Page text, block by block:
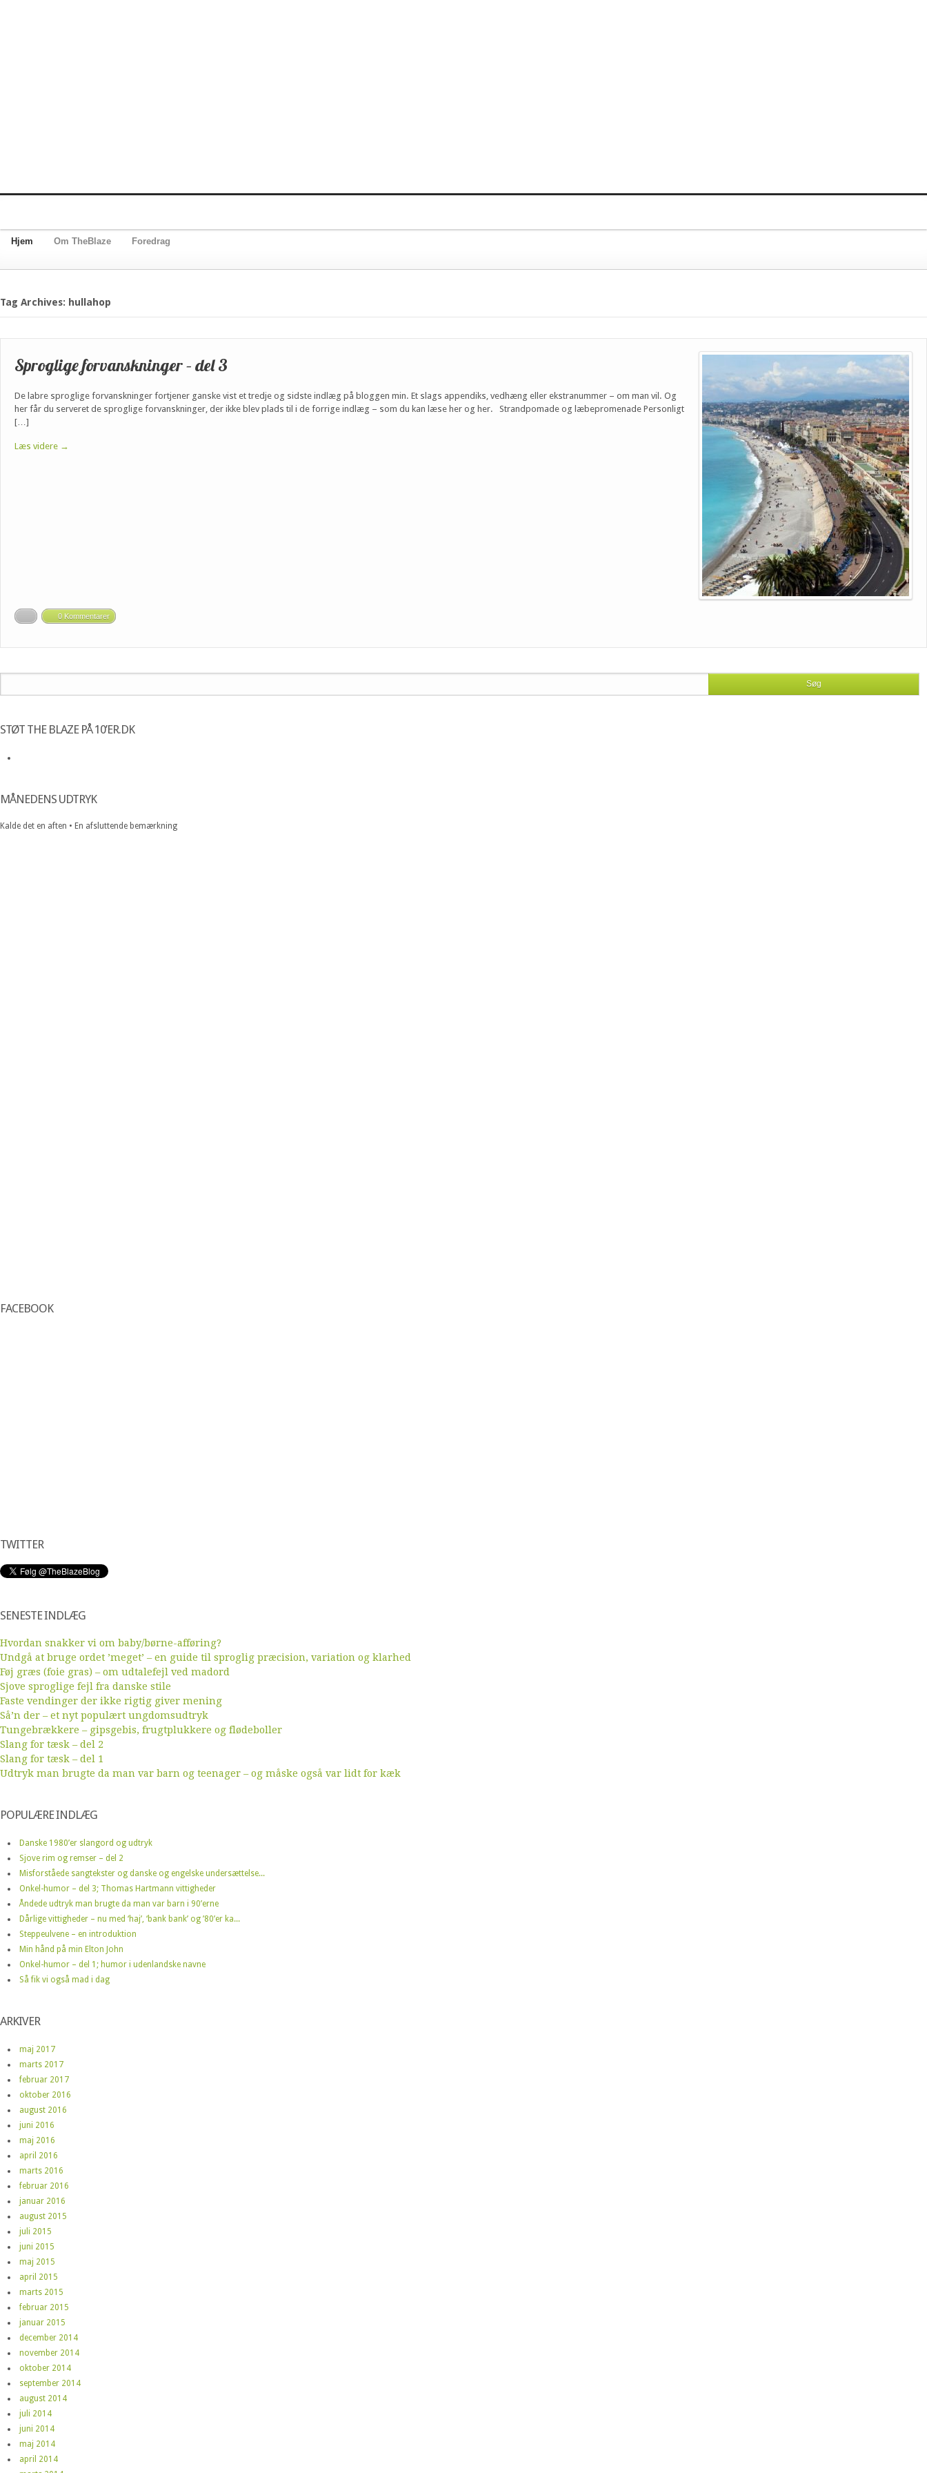
Hjem Om TheBlaze Foredrag
Tag Archives: hullahop
Sproglige forvanskninger – del 3
De labre sproglige forvanskninger fortjener ganske vist et tredje og sidste indlæg på bloggen min. Et slags appendiks, vedhæng eller ekstranummer – om man vil. Og
her får du serveret de sproglige forvanskninger, der ikke blev plads til i de forrige indlæg – som du kan læse her og her. Strandpomade og læbepromenade Personligt
[…]
Læs videre →
0 Kommentarer
STØT THE BLAZE PÅ 10’ER.DK
MÅNEDENS UDTRYK
Kalde det en aften • En afsluttende bemærkning
FACEBOOK
TWITTER
SENESTE INDLÆG
Hvordan snakker vi om baby/børne-afføring?
Undgå at bruge ordet ’meget’ – en guide til sproglig præcision, variation og klarhed
Føj græs (foie gras) – om udtalefejl ved madord
Sjove sproglige fejl fra danske stile
Faste vendinger der ikke rigtig giver mening
Så’n der – et nyt populært ungdomsudtryk
Tungebrækkere – gipsgebis, frugtplukkere og flødeboller
Slang for tæsk – del 2
Slang for tæsk – del 1
Udtryk man brugte da man var barn og teenager – og måske også var lidt for kæk
POPULÆRE INDLÆG
Danske 1980’er slangord og udtryk
Sjove rim og remser – del 2
Misforståede sangtekster og danske og engelske undersættelse...
Onkel-humor – del 3; Thomas Hartmann vittigheder
Åndede udtryk man brugte da man var barn i 90’erne
Dårlige vittigheder – nu med ‘haj’, ‘bank bank’ og ’80’er ka...
Steppeulvene – en introduktion
Min hånd på min Elton John
Onkel-humor – del 1; humor i udenlandske navne
Så fik vi også mad i dag
ARKIVER
maj 2017
marts 2017
februar 2017
oktober 2016
august 2016
juni 2016
maj 2016
april 2016
marts 2016
februar 2016
januar 2016
august 2015
juli 2015
juni 2015
maj 2015
april 2015
marts 2015
februar 2015
januar 2015
december 2014
november 2014
oktober 2014
september 2014
august 2014
juli 2014
juni 2014
maj 2014
april 2014